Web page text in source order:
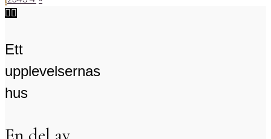
 
Ett
upplevelsernas
hus